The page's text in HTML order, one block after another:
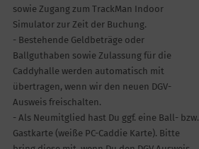
sowie Zugang zum TrackMan Indoor
Simulator zur Zeit der Buchung.
- Bestehende Geldbeträge oder
Ballguthaben sowie Zulassung für die
Caddyhalle werden automatisch mit
übertragen, wenn wir den neuen DGV-
Ausweis freischalten.
- Als Neumitglied hast Du ggf. eine Ball- bzw.
Gastkarte (weiße PC-Caddie Karte). Bitte